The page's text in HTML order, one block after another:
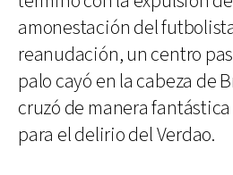
amonestación del
reanudación, un centro
palo cayó en la cabeza de
cruzó de manera
para el delirio del Verdao.